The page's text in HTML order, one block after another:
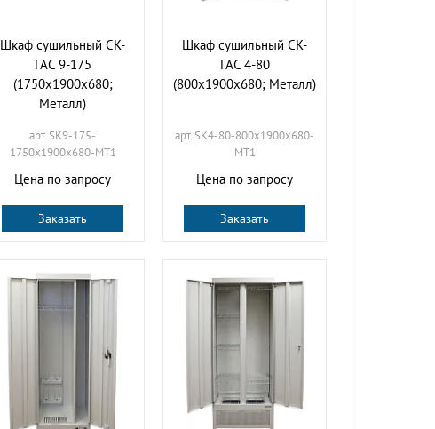
Шкаф сушильный СК-
ГАС 9-175
(1750х1900х680;
Металл)
арт. SK9-175-
1750х1900х680-МТ1
Цена по запросу
Заказать
Шкаф сушильный СК-
ГАС 4-80
(800х1900х680; Металл)
арт. SK4-80-800х1900х680-
МТ1
Цена по запросу
Заказать